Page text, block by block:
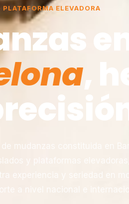
PLATAFORMA ELEVADORA
en
,
mudanzas constituida en
y plataformas elevadoras,
experiencia y seriedad en
a nivel nacional e